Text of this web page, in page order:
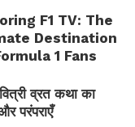
F1 TV: The
Destination
1 Fans
व्रत कथा का
परंपराएँ
— जानकारी